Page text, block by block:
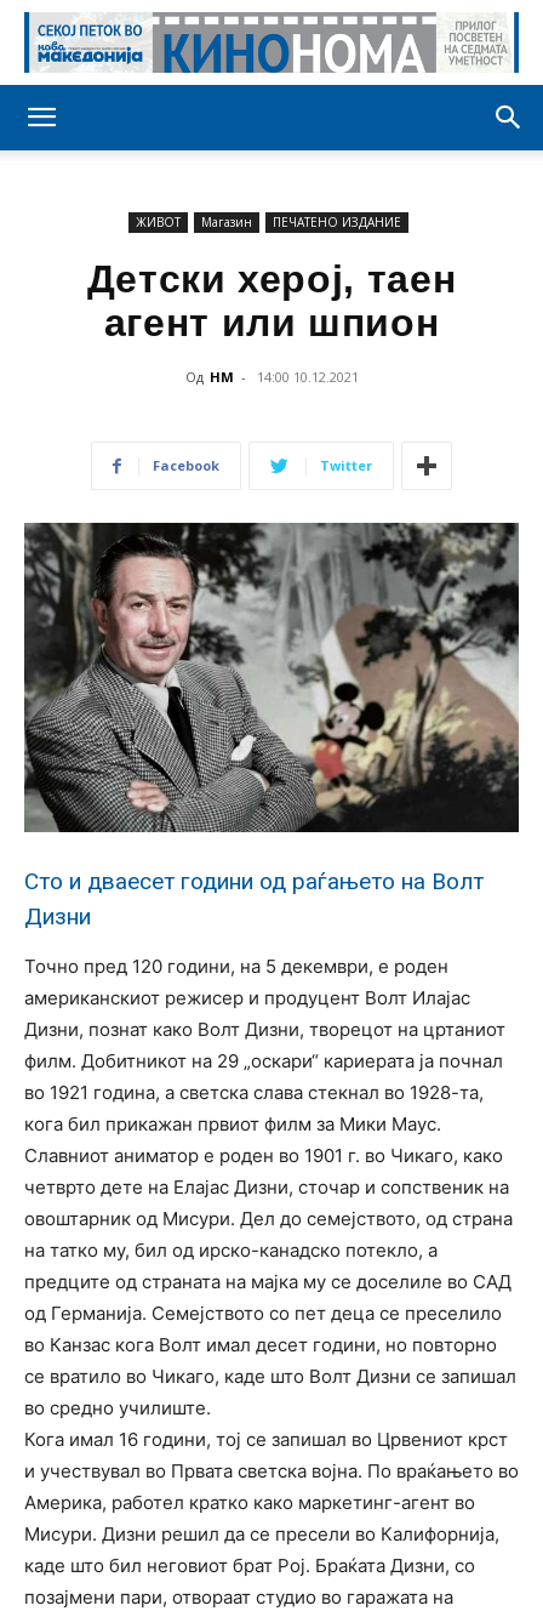
ЖИВОТ Магазин ПЕЧАТЕНО ИЗДАНИЕ
Детски херој, таен
агент или шпион
Од НМ - 14:00 10.12.2021
Facebook Twitter
Сто и дваесет години од раѓањето на Волт
Дизни
Точно пред 120 години, на 5 декември, е роден
американскиот режисер и продуцент Волт Илајас
Дизни, познат како Волт Дизни, творецот на цртаниот
филм. Добитникот на 29 „оскари“ кариерата ја почнал
во 1921 година, а светска слава стекнал во 1928-та,
кога бил прикажан првиот филм за Мики Маус.
Славниот аниматор е роден во 1901 г. во Чикаго, како
четврто дете на Елајас Дизни, сточар и сопственик на
овоштарник од Мисури. Дел до семејството, од страна
на татко му, бил од ирско-канадско потекло, а
предците од страната на мајка му се доселиле во САД
од Германија. Семејството со пет деца се преселило
во Канзас кога Волт имал десет години, но повторно
се вратило во Чикаго, каде што Волт Дизни се запишал
во средно училиште.
Кога имал 16 години, тој се запишал во Црвениот крст
и учествувал во Првата светска војна. По враќањето во
Америка, работел кратко како маркетинг-агент во
Мисури. Дизни решил да се пресели во Калифорнија,
каде што бил неговиот брат Рој. Браќата Дизни, со
позајмени пари, отвораат студио во гаражата на